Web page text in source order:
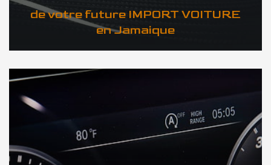
de votre future IMPORT VOITURE
en Jamaique
DÉCOUVREZ VOTRE INSPECTION AUTO en Jamaique